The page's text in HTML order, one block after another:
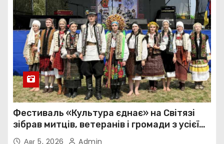
Фестиваль «Культура єднає» на Світязі
зібрав митців, ветеранів і громади з усієї
України
Авг 5, 2026 Admin